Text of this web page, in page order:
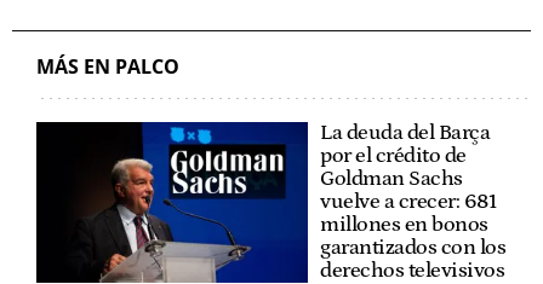
MÁS EN PALCO
La deuda del Barça
por el crédito de
Goldman Sachs
vuelve a crecer: 681
millones en bonos
garantizados con los
derechos televisivos